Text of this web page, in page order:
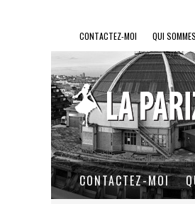
CONTACTEZ-MOI QUI
CONTACTEZ-MOI